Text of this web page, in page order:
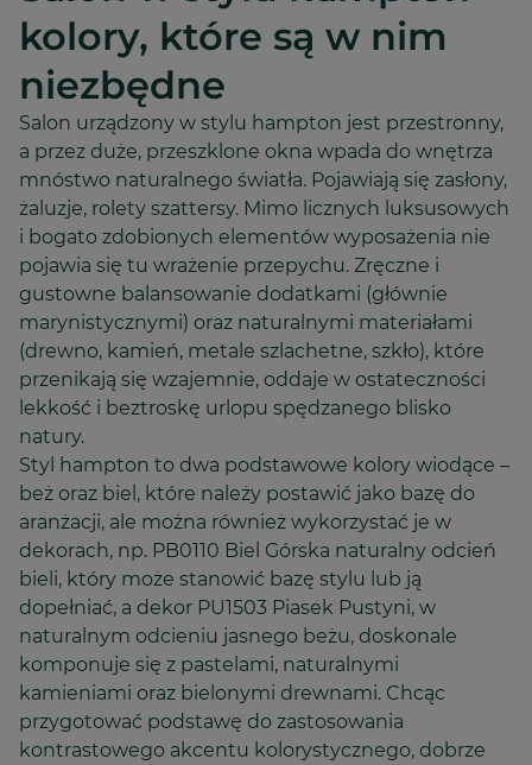
kolory, które są w nim
niezbędne
Salon urządzony w stylu hampton jest przestronny,
a przez duże, przeszklone okna wpada do wnętrza
mnóstwo naturalnego światła. Pojawiają się zasłony,
żaluzje, rolety szattersy. Mimo licznych luksusowych
i bogato zdobionych elementów wyposażenia nie
pojawia się tu wrażenie przepychu. Zręczne i
gustowne balansowanie dodatkami (głównie
marynistycznymi) oraz naturalnymi materiałami
(drewno, kamień, metale szlachetne, szkło), które
przenikają się wzajemnie, oddaje w ostateczności
lekkość i beztroskę urlopu spędzanego blisko
natury.
Styl hampton to dwa podstawowe kolory wiodące –
beż oraz biel, które należy postawić jako bazę do
aranżacji, ale można również wykorzystać je w
dekorach, np. PB0110 Biel Górska naturalny odcień
bieli, który może stanowić bazę stylu lub ją
dopełniać, a dekor PU1503 Piasek Pustyni, w
naturalnym odcieniu jasnego beżu, doskonale
komponuje się z pastelami, naturalnymi
kamieniami oraz bielonymi drewnami. Chcąc
przygotować podstawę do zastosowania
kontrastowego akcentu kolorystycznego, dobrze